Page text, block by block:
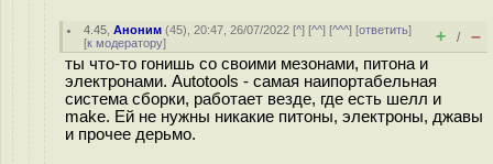
4.45 ,Аноним (45), 20:47, 26/07/2022 [^] [^^] [^^^] [ответить]
[к модератору] + / –
ты что-то гонишь со своими мезонами, питона и
электронами. Autotools - самая наипортабельная
система сборки, работает везде, где есть шелл и
make. Ей не нужны никакие питоны, электроны, джавы
и прочее дерьмо.